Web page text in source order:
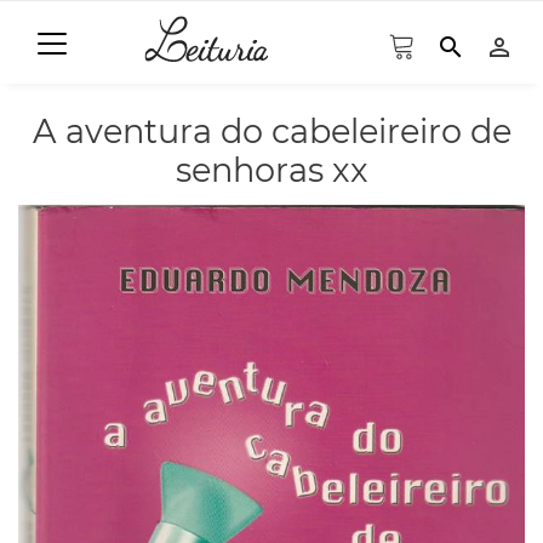
search person_outline
A aventura do cabeleireiro de
senhoras xx